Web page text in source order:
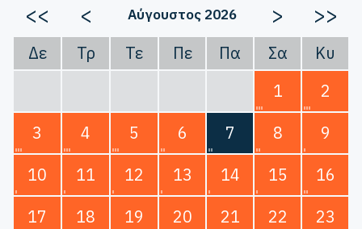
<< < Αύγουστος 2026 > >>
Δε Τρ Τε Πε Πα Σα
Κυ
1
2
3
4 5 6 7 8
9
10
11 12 13 14 15
16
17
18 19 20 21 22
23